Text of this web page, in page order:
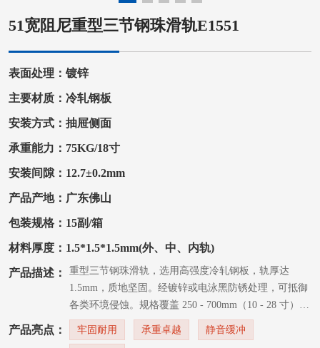
51宽阻尼重型三节钢珠滑轨E1551
表面处理：镀锌
主要材质：冷轧钢板
安装方式：抽屉侧面
承重能力：75KG/18寸
安装间隙：12.7±0.2mm
产品产地：广东佛山
包装规格：15副/箱
材料厚度：1.5*1.5*1.5mm(外、中、内轨)
产品描述：这款重型三节钢珠滑轨，选用高强度冷轧钢板，轨厚达
1.5mm，质地坚固。经镀锌或电泳黑防锈处理，可抵御
各类环境侵蚀。规格覆盖 250 - 700mm（10 - 28 寸），
适配橱柜、民用与办公家具、浴室柜等木制抽屉 。内
置阻尼装置，抽屉闭合时自动减速 。
产品亮点： 牢固耐用 承重卓越 静音缓冲